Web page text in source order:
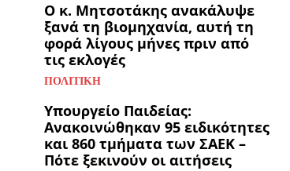
Ο κ. Μητσοτάκης ανακάλυψε
ξανά τη βιομηχανία, αυτή τη
φορά λίγους μήνες πριν από
τις εκλογές
ΠΟΛΙΤΙΚΉ
Υπουργείο Παιδείας:
Ανακοινώθηκαν 95 ειδικότητες
και 860 τμήματα των ΣΑΕΚ –
Πότε ξεκινούν οι αιτήσεις